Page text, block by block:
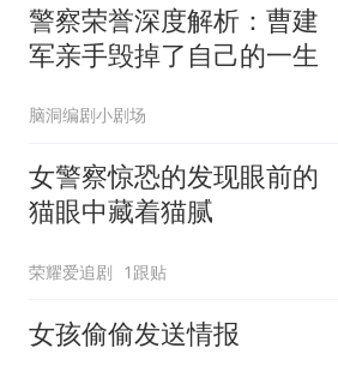
警察荣誉深度解析：曹建
军亲手毁掉了自己的一生
脑洞编剧小剧场
女警察惊恐的发现眼前的
猫眼中藏着猫腻
荣耀爱追剧 1跟贴
女孩偷偷发送情报